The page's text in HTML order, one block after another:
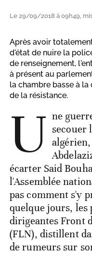
Le 29/09/2018 à 09h49,
Après avoir
d'état de nuire la
de renseignement,
à présent au
la chambre basse à
de la résistance.
U ne
secouer
écarter Said
l'Assemblée
pas comment s'y
quelque jours, les
dirigeantes Front
(FLN), distillent
de rumeurs sur